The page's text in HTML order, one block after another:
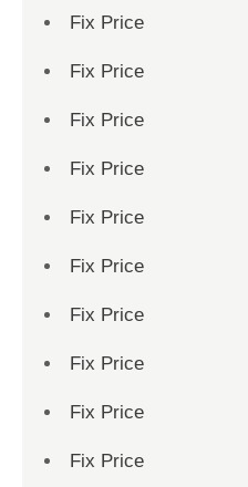
Fix Price
Fix Price
Fix Price
Fix Price
Fix Price
Fix Price
Fix Price
Fix Price
Fix Price
Fix Price